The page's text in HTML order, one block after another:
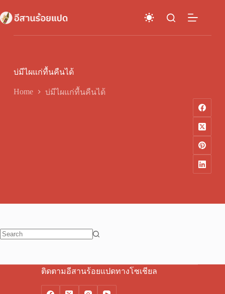
to
content
บ่มีไผแก่ทื้นคืนได้
Home บ่มีไผแก่ทื้นคืนได้
ติดตามอีสานร้อยแปดทางโซเชียล